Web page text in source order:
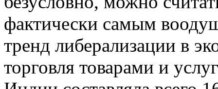
фактически самым
тренд либерализации в
торговля товарами и